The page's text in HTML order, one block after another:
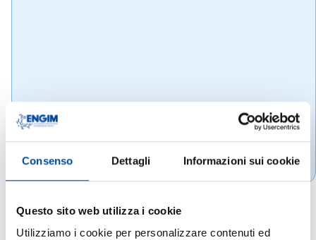
Consenso Dettagli Informazioni sui cookie
Questo sito web utilizza i cookie
Utilizziamo i cookie per personalizzare contenuti ed